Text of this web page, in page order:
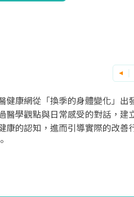
康網從「換季的身體變化」出發，
學觀點與日常感受的對話，建立對
的認知，進而引導實際的改善行